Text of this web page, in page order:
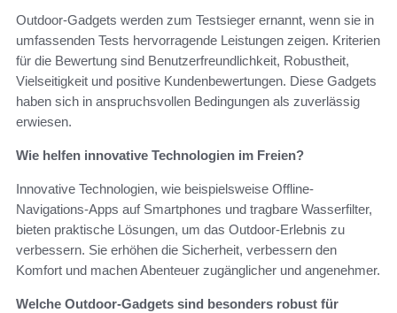
Outdoor-Gadgets werden zum Testsieger ernannt, wenn sie in
umfassenden Tests hervorragende Leistungen zeigen. Kriterien
für die Bewertung sind Benutzerfreundlichkeit, Robustheit,
Vielseitigkeit und positive Kundenbewertungen. Diese Gadgets
haben sich in anspruchsvollen Bedingungen als zuverlässig
erwiesen.
Wie helfen innovative Technologien im Freien?
Innovative Technologien, wie beispielsweise Offline-
Navigations-Apps auf Smartphones und tragbare Wasserfilter,
bieten praktische Lösungen, um das Outdoor-Erlebnis zu
verbessern. Sie erhöhen die Sicherheit, verbessern den
Komfort und machen Abenteuer zugänglicher und angenehmer.
Welche Outdoor-Gadgets sind besonders robust für